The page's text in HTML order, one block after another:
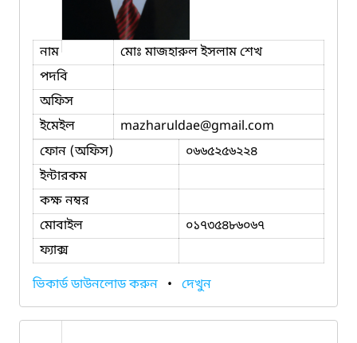
নাম
মোঃ মাজহারুল ইসলাম শেখ
পদবি
অফিস
ইমেইল
mazharuldae@gmail.com
ফোন (অফিস)
০৬৬৫২৫৬২২৪
ইন্টারকম
কক্ষ নম্বর
মোবাইল
০১৭৩৫৪৮৬০৬৭
ফ্যাক্স
ভিকার্ড ডাউনলোড করুন • দেখুন